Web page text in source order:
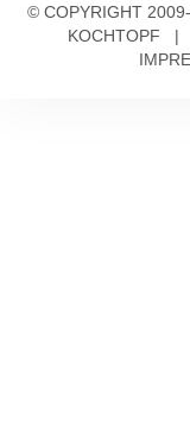
© COPYRIGHT
KOCHTOPF |